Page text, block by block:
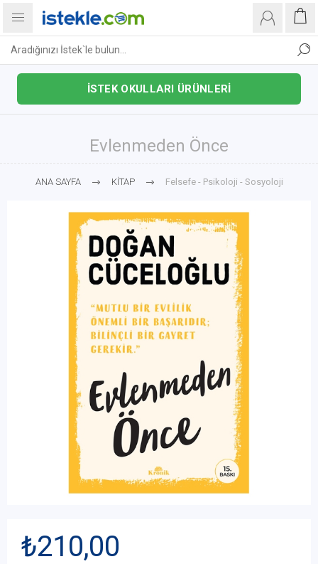
İSTEK OKULLARI ÜRÜNLERİ
Evlenmeden Önce
ANA SAYFA KİTAP Felsefe - Psikoloji - Sosyoloji
₺210,00